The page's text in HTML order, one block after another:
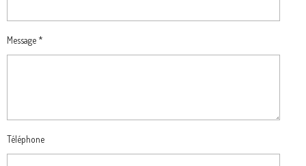
Message *
Téléphone